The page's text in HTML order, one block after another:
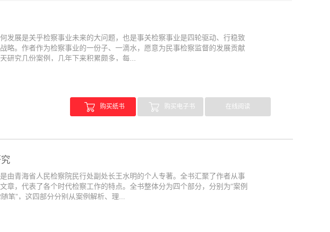
发展是关乎检察事业未来的大问题，也是事关检察事业是四轮驱动、行稳致
略。作者作为检察事业的一份子、一滴水，愿意为民事检察监督的发展贡献
研究几份案例，几年下来积累颇多，每...
购买纸书 购买电子书 在线阅读
由青海省人民检察院民行处副处长王水明的个人专著。全书汇聚了作者从事
章，代表了各个时代检察工作的特点。全书整体分为四个部分，分别为“案例
笔”，这四部分分别从案例解析、理...